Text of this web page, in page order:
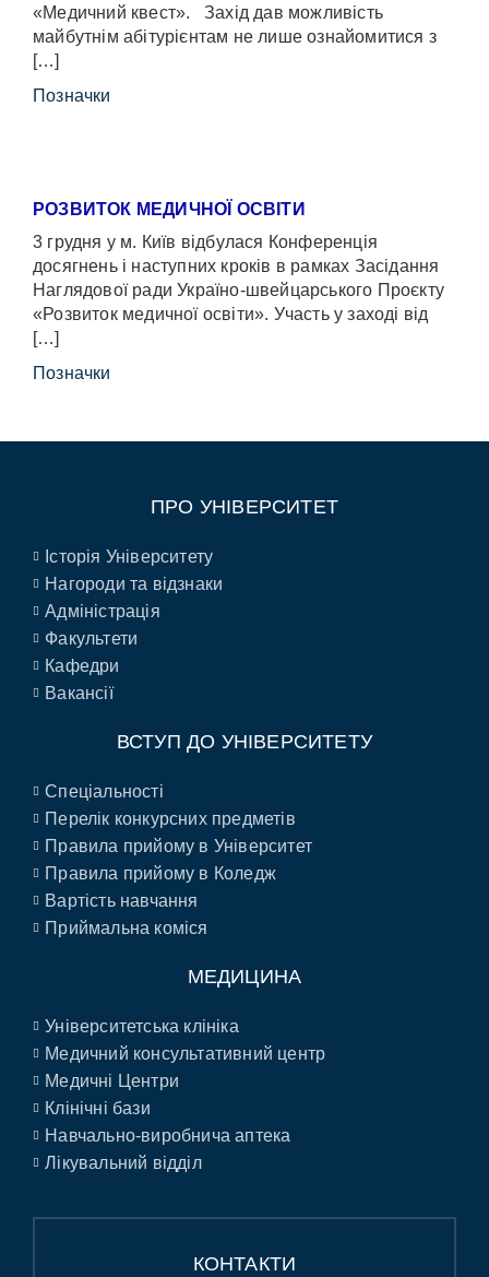
«Медичний квест». Захід дав можливість
майбутнім абітурієнтам не лише ознайомитися з
[…]
Позначки
РОЗВИТОК МЕДИЧНОЇ ОСВІТИ
3 грудня у м. Київ відбулася Конференція
досягнень і наступних кроків в рамках Засідання
Наглядової ради Україно-швейцарського Проєкту
«Розвиток медичної освіти». Участь у заході від
[…]
Позначки
ПРО УНІВЕРСИТЕТ
Історія Університету
Нагороди та відзнаки
Адміністрація
Факультети
Кафедри
Вакансії
ВСТУП ДО УНІВЕРСИТЕТУ
Спеціальності
Перелік конкурсних предметів
Правила прийому в Університет
Правила прийому в Коледж
Вартість навчання
Приймальна коміся
МЕДИЦИНА
Університетська клініка
Медичний консультативний центр
Медичні Центри
Клінічні бази
Навчально-виробнича аптека
Лікувальний відділ
КОНТАКТИ